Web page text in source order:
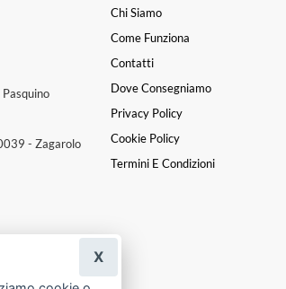
- Zagarolo
Chi Siamo
Come Funziona
Contatti
Dove Consegniamo
Privacy Policy
Cookie Policy
Termini E Condizioni
X